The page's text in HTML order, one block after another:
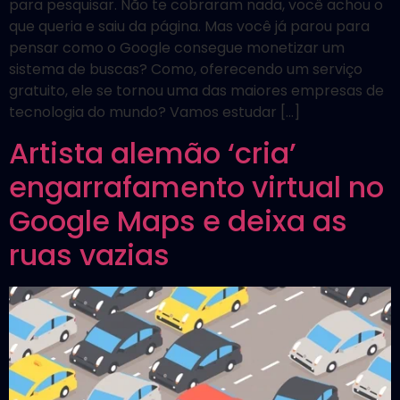
para pesquisar. Não te cobraram nada, você achou o
que queria e saiu da página. Mas você já parou para
pensar como o Google consegue monetizar um
sistema de buscas? Como, oferecendo um serviço
gratuito, ele se tornou uma das maiores empresas de
tecnologia do mundo? Vamos estudar […]
Artista alemão ‘cria’
engarrafamento virtual no
Google Maps e deixa as
ruas vazias